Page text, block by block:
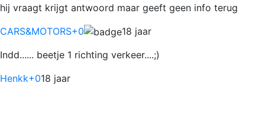
hij vraagt krijgt antwoord maar geeft geen info terug
CARS&MOTORS+0
18 jaar
Indd...... beetje 1 richting verkeer....;)
Henkk+018 jaar